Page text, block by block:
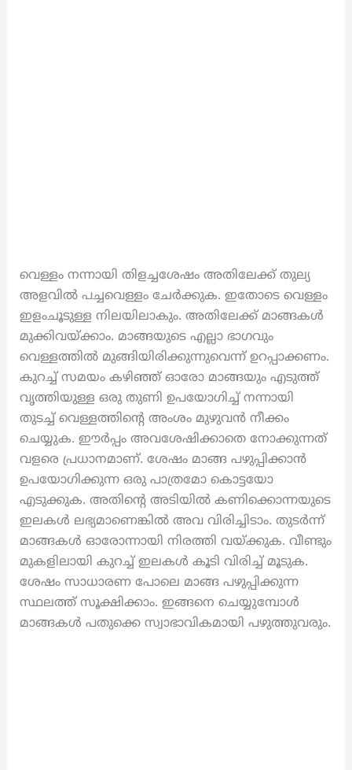
വെള്ളം നന്നായി തിളച്ചശേഷം അതിലേക്ക് തുല്യ
അളവിൽ പച്ചവെള്ളം ചേർക്കുക. ഇതോടെ വെള്ളം
ഇളംചൂടുള്ള നിലയിലാകും. അതിലേക്ക് മാങ്ങകൾ
മുക്കിവയ്ക്കാം. മാങ്ങയുടെ എല്ലാ ഭാഗവും
വെള്ളത്തിൽ മുങ്ങിയിരിക്കുന്നുവെന്ന് ഉറപ്പാക്കണം.
കുറച്ച് സമയം കഴിഞ്ഞ് ഓരോ മാങ്ങയും എടുത്ത്
വൃത്തിയുള്ള ഒരു തുണി ഉപയോഗിച്ച് നന്നായി
തുടച്ച് വെള്ളത്തിന്റെ അംശം മുഴുവൻ നീക്കം
ചെയ്യുക. ഈർപ്പം അവശേഷിക്കാതെ നോക്കുന്നത്
വളരെ പ്രധാനമാണ്. ശേഷം മാങ്ങ പഴുപ്പിക്കാൻ
ഉപയോഗിക്കുന്ന ഒരു പാത്രമോ കൊട്ടയോ
എടുക്കുക. അതിന്റെ അടിയിൽ കണിക്കൊന്നയുടെ
ഇലകൾ ലഭ്യമാണെങ്കിൽ അവ വിരിച്ചിടാം. തുടർന്ന്
മാങ്ങകൾ ഓരോന്നായി നിരത്തി വയ്ക്കുക. വീണ്ടും
മുകളിലായി കുറച്ച് ഇലകൾ കൂടി വിരിച്ച് മൂടുക.
ശേഷം സാധാരണ പോലെ മാങ്ങ പഴുപ്പിക്കുന്ന
സ്ഥലത്ത് സൂക്ഷിക്കാം. ഇങ്ങനെ ചെയ്യുമ്പോൾ
മാങ്ങകൾ പതുക്കെ സ്വാഭാവികമായി പഴുത്തുവരും.